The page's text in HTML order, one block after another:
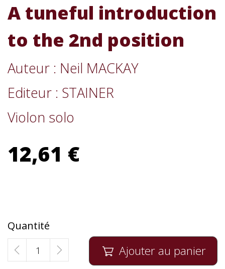
A tuneful introduction
to the 2nd position
Auteur : Neil MACKAY
Editeur : STAINER
Violon solo
12,61 €
Quantité
 Ajouter au panier